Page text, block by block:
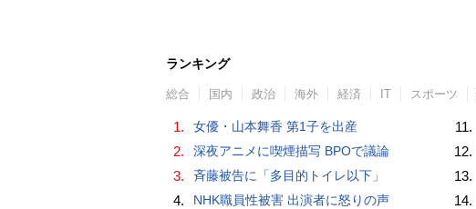
ランキング
総合 国内 政治 海外 経済 IT スポーツ
1. 女優・山本舞香 第1子を出産
2. 深夜アニメに喫煙描写 BPOで議論
3. 斉藤被告に「多目的トイレ以下」
4. NHK職員性被害 出演者に怒りの声
11.
12.
13.
14.